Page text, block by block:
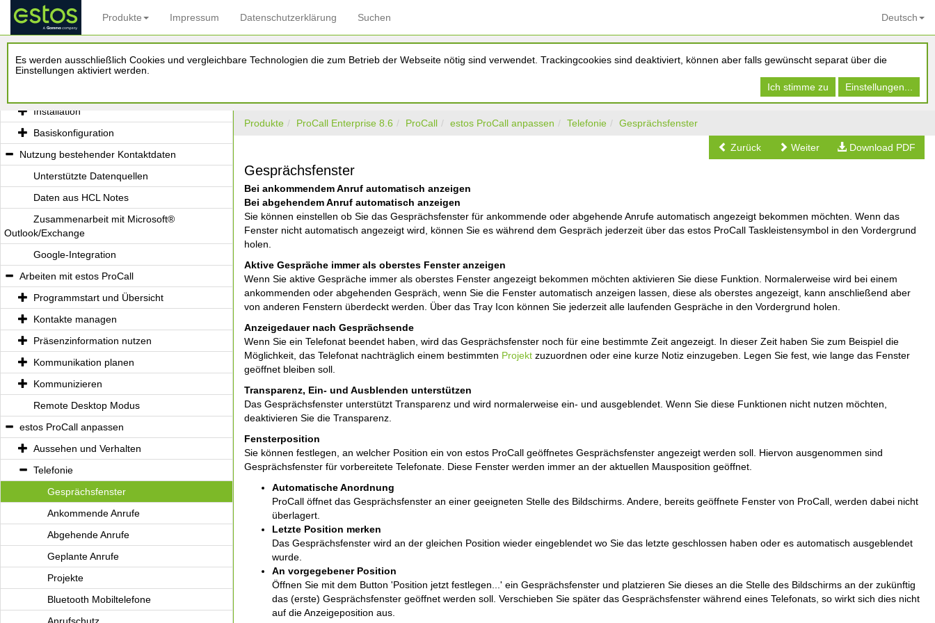
Es werden ausschließlich Cookies und vergleichbare Technologien die zum Betrieb der Webseite nötig sind verwendet. Trackingcookies sind deaktiviert, können aber falls gewünscht separat über die
Einstellungen aktiviert werden.
Ich stimme zu
Einstellungen...
Produkte Impressum Datenschutzerklärung Suchen Deutsch
Willkommen zu estos ProCall
Was Ihnen estos ProCall bietet
Installation
Basiskonfiguration
Nutzung bestehender Kontaktdaten
Unterstützte Datenquellen
Daten aus HCL Notes
Zusammenarbeit mit Microsoft®
Outlook/Exchange
Google-Integration
Arbeiten mit estos ProCall
Programmstart und Übersicht
Kontakte managen
Präsenzinformation nutzen
Kommunikation planen
Kommunizieren
Remote Desktop Modus
estos ProCall anpassen
Aussehen und Verhalten
Telefonie
Gesprächsfenster
Ankommende Anrufe
Abgehende Anrufe
Geplante Anrufe
Projekte
Bluetooth Mobiltelefone
Produkte ProCall Enterprise 8.6 ProCall estos ProCall anpassen Telefonie Gesprächsfenster
Zurück Weiter Download PDF
Gesprächsfenster
Bei ankommendem Anruf automatisch anzeigen
Bei abgehendem Anruf automatisch anzeigen
Sie können einstellen ob Sie das Gesprächsfenster für ankommende oder abgehende Anrufe automatisch angezeigt bekommen möchten. Wenn das
Fenster nicht automatisch angezeigt wird, können Sie es während dem Gespräch jederzeit über das estos ProCall Taskleistensymbol in den Vordergrund
holen.
Aktive Gespräche immer als oberstes Fenster anzeigen
Wenn Sie aktive Gespräche immer als oberstes Fenster angezeigt bekommen möchten aktivieren Sie diese Funktion. Normalerweise wird bei einem
ankommenden oder abgehenden Gespräch, wenn Sie die Fenster automatisch anzeigen lassen, diese als oberstes angezeigt, kann anschließend aber
von anderen Fenstern überdeckt werden. Über das Tray Icon können Sie jederzeit alle laufenden Gespräche in den Vordergrund holen.
Anzeigedauer nach Gesprächsende
Wenn Sie ein Telefonat beendet haben, wird das Gesprächsfenster noch für eine bestimmte Zeit angezeigt. In dieser Zeit haben Sie zum Beispiel die
Möglichkeit, das Telefonat nachträglich einem bestimmten Projekt zuzuordnen oder eine kurze Notiz einzugeben. Legen Sie fest, wie lange das Fenster
geöffnet bleiben soll.
Transparenz, Ein- und Ausblenden unterstützen
Das Gesprächsfenster unterstützt Transparenz und wird normalerweise ein- und ausgeblendet. Wenn Sie diese Funktionen nicht nutzen möchten,
deaktivieren Sie die Transparenz.
Fensterposition
Sie können festlegen, an welcher Position ein von estos ProCall geöffnetes Gesprächsfenster angezeigt werden soll. Hiervon ausgenommen sind
Gesprächsfenster für vorbereitete Telefonate. Diese Fenster werden immer an der aktuellen Mausposition geöffnet.
Automatische Anordnung
ProCall öffnet das Gesprächsfenster an einer geeigneten Stelle des Bildschirms. Andere, bereits geöffnete Fenster von ProCall, werden dabei nicht
überlagert.
Letzte Position merken
Das Gesprächsfenster wird an der gleichen Position wieder eingeblendet wo Sie das letzte geschlossen haben oder es automatisch ausgeblendet
wurde.
An vorgegebener Position
Öffnen Sie mit dem Button 'Position jetzt festlegen...' ein Gesprächsfenster und platzieren Sie dieses an die Stelle des Bildschirms an der zukünftig
das (erste) Gesprächsfenster geöffnet werden soll. Verschieben Sie später das Gesprächsfenster während eines Telefonats, so wirkt sich dies nicht
auf die Anzeigeposition aus.